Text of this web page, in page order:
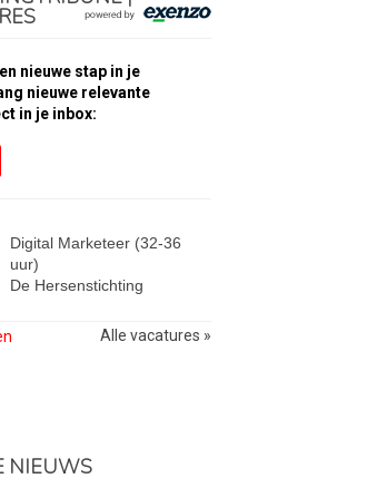
nieuwe stap in je
nieuwe relevante
in je inbox:
Digital Marketeer (32-36
uur)
De Hersenstichting
Alle vacatures »
NIEUWS